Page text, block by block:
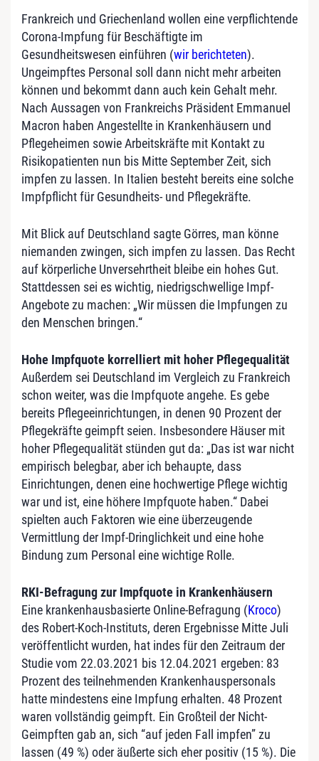
Frankreich und Griechenland wollen eine verpflichtende
Corona-Impfung für Beschäftigte im
Gesundheitswesen einführen (wir berichteten).
Ungeimpftes Personal soll dann nicht mehr arbeiten
können und bekommt dann auch kein Gehalt mehr.
Nach Aussagen von Frankreichs Präsident Emmanuel
Macron haben Angestellte in Krankenhäusern und
Pflegeheimen sowie Arbeitskräfte mit Kontakt zu
Risikopatienten nun bis Mitte September Zeit, sich
impfen zu lassen. In Italien besteht bereits eine solche
Impfpflicht für Gesundheits- und Pflegekräfte.
Mit Blick auf Deutschland sagte Görres, man könne
niemanden zwingen, sich impfen zu lassen. Das Recht
auf körperliche Unversehrtheit bleibe ein hohes Gut.
Stattdessen sei es wichtig, niedrigschwellige Impf-
Angebote zu machen: „Wir müssen die Impfungen zu
den Menschen bringen.“
Hohe Impfquote korrelliert mit hoher Pflegequalität
Außerdem sei Deutschland im Vergleich zu Frankreich
schon weiter, was die Impfquote angehe. Es gebe
bereits Pflegeeinrichtungen, in denen 90 Prozent der
Pflegekräfte geimpft seien. Insbesondere Häuser mit
hoher Pflegequalität stünden gut da: „Das ist war nicht
empirisch belegbar, aber ich behaupte, dass
Einrichtungen, denen eine hochwertige Pflege wichtig
war und ist, eine höhere Impfquote haben.“ Dabei
spielten auch Faktoren wie eine überzeugende
Vermittlung der Impf-Dringlichkeit und eine hohe
Bindung zum Personal eine wichtige Rolle.
RKI-Befragung zur Impfquote in Krankenhäusern
Eine krankenhausbasierte Online-Befragung (Kroco)
des Robert-Koch-Instituts, deren Ergebnisse Mitte Juli
veröffentlicht wurden, hat indes für den Zeitraum der
Studie vom 22.03.2021 bis 12.04.2021 ergeben: 83
Prozent des teilnehmenden Krankenhauspersonals
hatte mindestens eine Impfung erhalten. 48 Prozent
waren vollständig geimpft. Ein Großteil der Nicht-
Geimpften gab an, sich “auf jeden Fall impfen” zu
lassen (49 %) oder äußerte sich eher positiv (15 %). Die